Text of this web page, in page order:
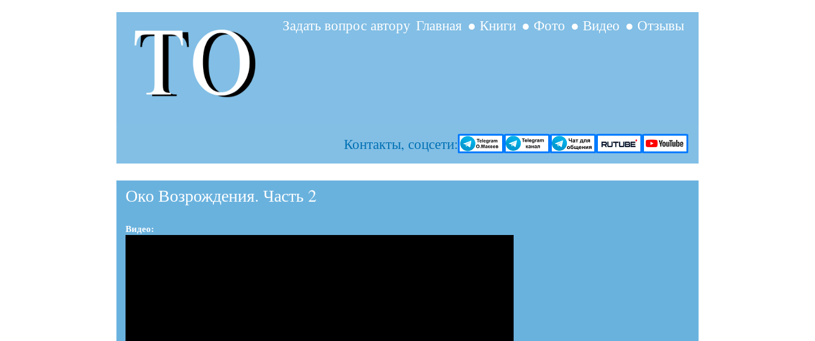
основному
● Отзывы
● Видео
● Фото
● Книги
Главная
Задать вопрос автору
Контакты, соцсети:
Око Возрождения. Часть 2
Видео: